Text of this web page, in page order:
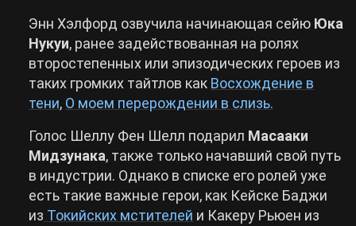
Энн Хэлфорд озвучила начинающая сейю Юка
Нукуи, ранее задействованная на ролях
второстепенных или эпизодических героев из
таких громких тайтлов как Восхождение в
тени, О моем перерождении в слизь.
Голос Шеллу Фен Шелл подарил Масааки
Мидзунака, также только начавший свой путь
в индустрии. Однако в списке его ролей уже
есть такие важные герои, как Кейске Баджи
из Токийских мстителей и Какеру Рьюен из